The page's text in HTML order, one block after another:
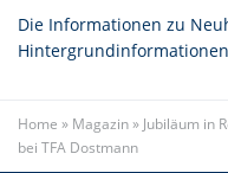
Die Informationen zu
Hintergrundinformationen
Home » Magazin» Jubiläum in
bei TFA Dostmann